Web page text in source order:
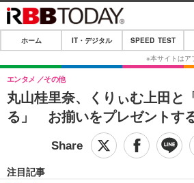
ホーム
IT・デジタル
IT・デジタルTOP
ショッピング
SPEED TEST
エンタメTOP
ホーム IT・デジタル SPEED TEST
丸山桂里奈、くりぃむ上田と
る」 お揃いをプレゼントす
エンタメ その他
注目記事